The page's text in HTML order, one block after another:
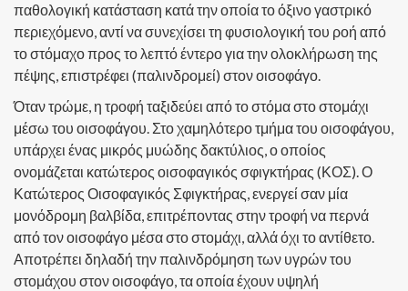
παθολογική κατάσταση κατά την οποία το όξινο γαστρικό
περιεχόμενο, αντί να συνεχίσει τη φυσιολογική του ροή από
το στόμαχο προς το λεπτό έντερο για την ολοκλήρωση της
πέψης, επιστρέφει (παλινδρομεί) στον οισοφάγο.
Όταν τρώμε, η τροφή ταξιδεύει από το στόμα στο στομάχι
μέσω του οισοφάγου. Στο χαμηλότερο τμήμα του οισοφάγου,
υπάρχει ένας μικρός μυώδης δακτύλιος, ο οποίος
ονομάζεται κατώτερος οισοφαγικός σφιγκτήρας (ΚΟΣ). Ο
Κατώτερος Οισοφαγικός Σφιγκτήρας, ενεργεί σαν μία
μονόδρομη βαλβίδα, επιτρέποντας στην τροφή να περνά
από τον οισοφάγο μέσα στο στομάχι, αλλά όχι το αντίθετο.
Αποτρέπει δηλαδή την παλινδρόμηση των υγρών του
στομάχου στον οισοφάγο, τα οποία έχουν υψηλή